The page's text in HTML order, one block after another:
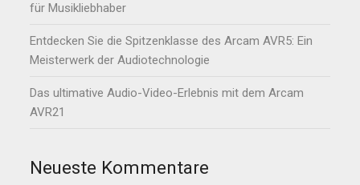
für Musikliebhaber
Entdecken Sie die Spitzenklasse des Arcam AVR5: Ein
Meisterwerk der Audiotechnologie
Das ultimative Audio-Video-Erlebnis mit dem Arcam
AVR21
Neueste Kommentare